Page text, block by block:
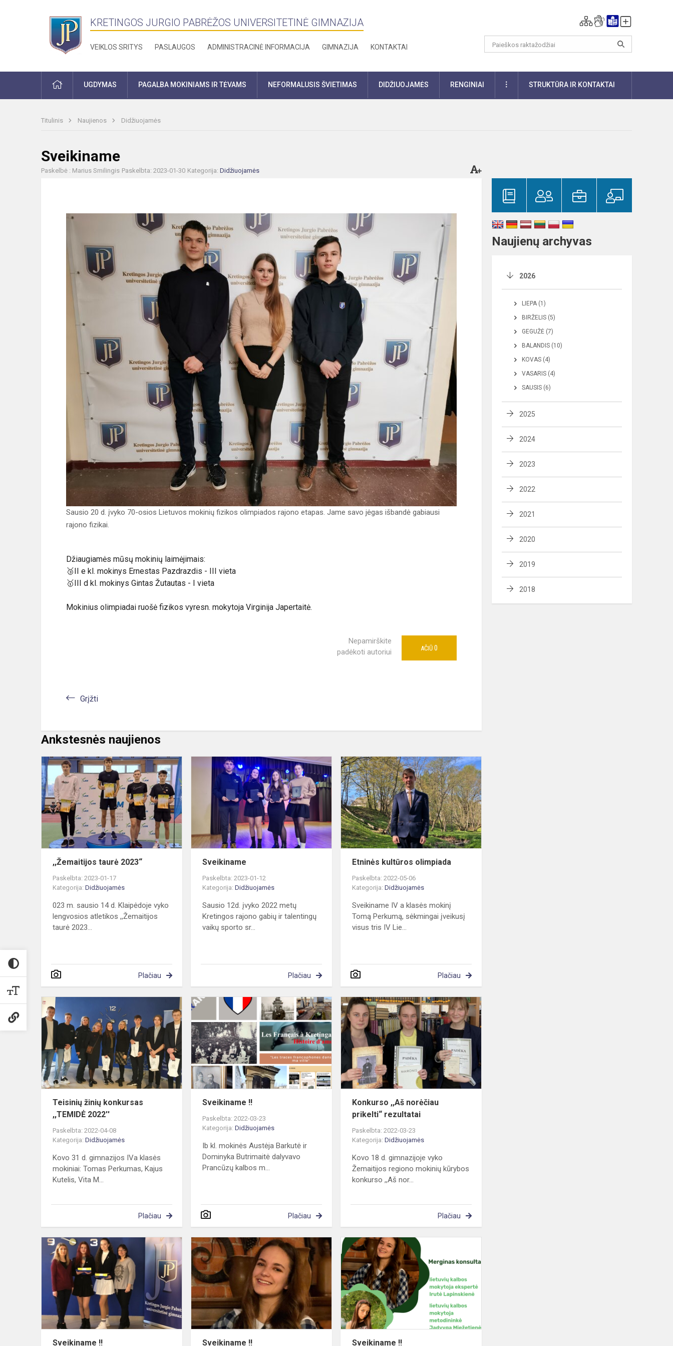
KRETINGOS JURGIO PABRĖŽOS UNIVERSITETINĖ GIMNAZIJA
VEIKLOS SRITYS PASLAUGOS ADMINISTRACINĖ INFORMACIJA GIMNAZIJA KONTAKTAI
PRADŽIAUGDYMAS PAGALBA MOKINIAMS IR TĖVAMS NEFORMALUSIS ŠVIETIMAS DIDŽIUOJAMĖS RENGINIAI DAUGIAUSTRUKTŪRA IR KONTAKTAI
Titulinis Naujienos Didžiuojamės
Sveikiname
Paskelbė : Marius Smilingis Paskelbta: 2023-01-30 Kategorija: Didžiuojamės
Sausio 20 d. įvyko 70-osios Lietuvos mokinių fizikos olimpiados rajono etapas. Jame savo jėgas išbandė gabiausi
rajono fizikai.
Džiaugiamės mūsų mokinių laimėjimais:
🥉II e kl. mokinys Ernestas Pazdrazdis - III vieta
🥇III d kl. mokinys Gintas Žutautas - I vieta
Mokinius olimpiadai ruošė fizikos vyresn. mokytoja Virginija Japertaitė.
Nepamirškite
padėkoti autoriui
AČIŪ 0
Grįžti
Ankstesnės naujienos
,,Žemaitijos
2023“
,,Žemaitijos taurė 2023“
Paskelbta: 2023-01-17
Kategorija: Didžiuojamės
023 m. sausio 14 d. Klaipėdoje vyko
lengvosios atletikos ,,Žemaitijos
taurė 2023...
Plačiau
Sveikiname
Sveikiname
Paskelbta: 2023-01-12
Kategorija:Didžiuojamės
Sausio 12d. įvyko 2022 metų
Kretingos rajono gabių ir talentingų
vaikų sporto sr...
Plačiau
Etninės
kultūros
olimpiada
Etninės kultūros olimpiada
Paskelbta: 2022-05-06
Kategorija:Didžiuojamės
Sveikiname IV a klasės mokinį
Tomą Perkumą, sėkmingai įveikusį
visus tris IV Lie...
Plačiau
Teisinių
žinių
konkursas
,,TEMIDĖ
2022''
Teisinių žinių konkursas
,,TEMIDĖ 2022''
Paskelbta: 2022-04-08
Kategorija: Didžiuojamės
Kovo 31 d. gimnazijos IVa klasės
mokiniai: Tomas Perkumas, Kajus
Kutelis, Vita M...
Plačiau
Sveikiname
!!
Sveikiname !!
Paskelbta: 2022-03-23
Kategorija:Didžiuojamės
Ib kl. mokinės Austėja Barkutė ir
Dominyka Butrimaitė dalyvavo
Prancūzų kalbos m...
Plačiau
Konkurso
,,Aš
norėčiau
Konkurso ,,Aš norėčiau
prikelti“ rezultatai
Paskelbta: 2022-03-23
Kategorija:Didžiuojamės
Kovo 18 d. gimnazijoje vyko
Žemaitijos regiono mokinių kūrybos
konkurso ,,Aš nor...
Plačiau
Sveikiname
Sveikiname !!
Sveikiname
!!
Sveikiname !! Sveikiname !!
Naujienų archyvas
2026
LIEPA (1)
BIRŽELIS (5)
GEGUŽĖ (7)
BALANDIS (10)
KOVAS (4)
VASARIS (4)
SAUSIS (6)
2025
2024
2023
2022
2021
2020
2019
2018